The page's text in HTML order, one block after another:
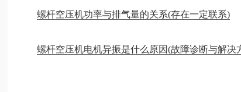
螺杆空压机功率与排气量的关系(存在一定联系)
螺杆空压机电机异振是什么原因(故障诊断与解决